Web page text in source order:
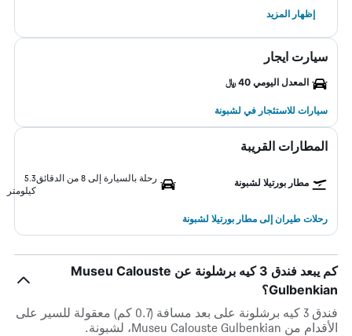
إظهار المزيد
سيارت ايجار
المعدل اليومي 40 ﷼
سيارات للاستئجار في لشبونة
المطارات القريبة
مطار بورتيلا لشبونة رحلة بالسيارة إلى 8 من الدقائق
5.3
كيلومتر
رحلات طيران إلى مطار بورتيلا لشبونة
كم يبعد فندق 3 كيه برشلونة عن Museu Calouste
Gulbenkian؟
فندق 3 كيه برشلونة على بعد مسافة (0.7 كم) معقولة للسير على
الأقدام من Museu Calouste Gulbenkian، لشبونة.